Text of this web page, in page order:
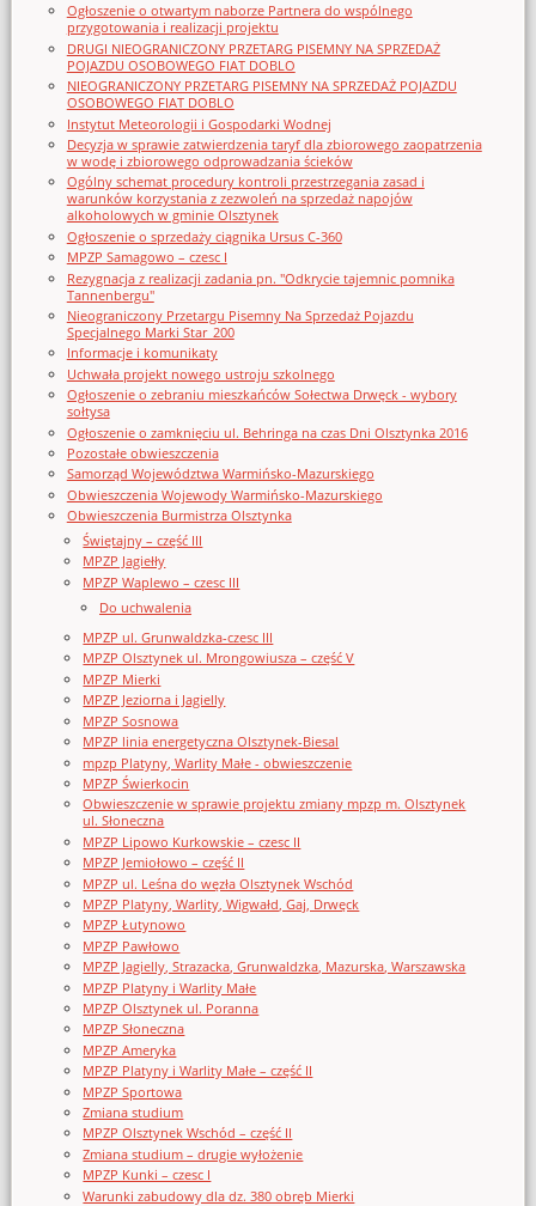
Ogłoszenie o otwartym naborze Partnera do wspólnego
przygotowania i realizacji projektu
DRUGI NIEOGRANICZONY PRZETARG PISEMNY NA SPRZEDAŻ
POJAZDU OSOBOWEGO FIAT DOBLO
NIEOGRANICZONY PRZETARG PISEMNY NA SPRZEDAŻ POJAZDU
OSOBOWEGO FIAT DOBLO
Instytut Meteorologii i Gospodarki Wodnej
Decyzja w sprawie zatwierdzenia taryf dla zbiorowego zaopatrzenia
w wodę i zbiorowego odprowadzania ścieków
Ogólny schemat procedury kontroli przestrzegania zasad i
warunków korzystania z zezwoleń na sprzedaż napojów
alkoholowych w gminie Olsztynek
Ogłoszenie o sprzedaży ciągnika Ursus C-360
MPZP Samagowo – czesc I
Rezygnacja z realizacji zadania pn. "Odkrycie tajemnic pomnika
Tannenbergu"
Nieograniczony Przetargu Pisemny Na Sprzedaż Pojazdu
Specjalnego Marki Star_200
Informacje i komunikaty
Uchwała projekt nowego ustroju szkolnego
Ogłoszenie o zebraniu mieszkańców Sołectwa Drwęck - wybory
sołtysa
Ogłoszenie o zamknięciu ul. Behringa na czas Dni Olsztynka 2016
Pozostałe obwieszczenia
Samorząd Województwa Warmińsko-Mazurskiego
Obwieszczenia Wojewody Warmińsko-Mazurskiego
Obwieszczenia Burmistrza Olsztynka
Świętajny – część III
MPZP Jagiełły
MPZP Waplewo – czesc III
Do uchwalenia
MPZP ul. Grunwaldzka-czesc III
MPZP Olsztynek ul. Mrongowiusza – część V
MPZP Mierki
MPZP Jeziorna i Jagielly
MPZP Sosnowa
MPZP linia energetyczna Olsztynek-Biesal
mpzp Platyny, Warlity Małe - obwieszczenie
MPZP Świerkocin
Obwieszczenie w sprawie projektu zmiany mpzp m. Olsztynek
ul. Słoneczna
MPZP Lipowo Kurkowskie – czesc II
MPZP Jemiołowo – część II
MPZP ul. Leśna do węzła Olsztynek Wschód
MPZP Platyny, Warlity, Wigwałd, Gaj, Drwęck
MPZP Łutynowo
MPZP Pawłowo
MPZP Jagielly, Strazacka, Grunwaldzka, Mazurska, Warszawska
MPZP Platyny i Warlity Małe
MPZP Olsztynek ul. Poranna
MPZP Słoneczna
MPZP Ameryka
MPZP Platyny i Warlity Małe – część II
MPZP Sportowa
Zmiana studium
MPZP Olsztynek Wschód – część II
Zmiana studium – drugie wyłożenie
MPZP Kunki – czesc I
Warunki zabudowy dla dz. 380 obręb Mierki